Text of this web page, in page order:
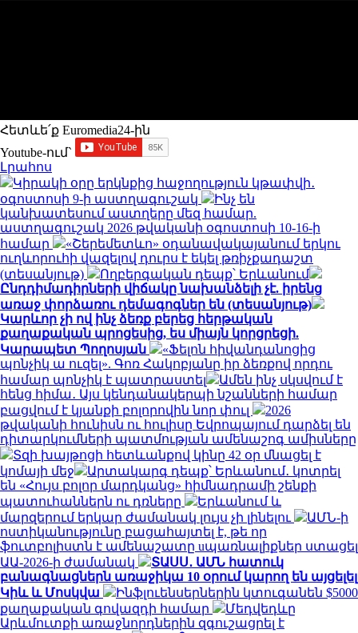
Հետևե՛ք Euromedia24-ին
Youtube-ում`
Լրահոս
Կիրակի օրը երկնքից հաջողություն կթափվի․
օգոստոսի 9-ի աստղագուշակ
Ինչ են
կանխատեսում աստղերը մեզ համար.
աստղագուշակ 2026 թվականի օգոստոսի 10-16-ի
համար
«Շերեմետևո» օդանավակայանում երկու
ուղևորուհի վազելով դուրս է եկել թռիչքադաշտ
(տեսանյութ)
Ողբերգական դեպք՝ Երևանում
Ընդդիմադիրների վիճակը նախանձելի չէ. իրենց
առաջ փորձառու դեմագոգներ են (տեսանյութ)
Կարևոր չի ով ինչ ձեռք բերեց հերթական
քաղաքական պրոցեսից, ես միայն կորցրեցի.
Կարապետ Պողոսյան
«Ֆելոն հիվանդանոցից
պոնչիկ ա ուզել». Գոռ Հակոբյանը իր ձեռքով որդու
համար պոնչիկ է պատրաստել
Ամեն ինչ սկսվում է
հենց հիմա․ Այս կենդանակերպի նշանների համար
բացվում է կյանքի բոլորովին նոր փուլ
2026
թվականի հունիսն ու հուլիսը Եվրոպայում դարձել են
դիտարկումների պատմության ամենաշոգ ամիսները
Տզի խայթոցի հետևանքով կինը 42 օր մնացել է
կոմայի մեջ
Արտակարգ դեպք՝ Երևանում․ կոտրել
են «Հույս բոլոր մարդկանց» հիմնադրամի շենքի
պատուհաններն ու դռները
Երևանում և
մարզերում երկար ժամանակ լույս չի լինելու
ԱՄՆ-ի
ոստիկանությունը բացահայտել է, թե որ
ֆուտբոլիստն է ամենաշատը uպառնալիքներ ստացել
ԱԱ-2026-ի ժամանակ
ՏԱՍՍ․ ԱՄՆ հատուկ
բանագնացներն առաջիկա 10 օրում կարող են այցելել
Կիև և Մոսկվա
Ինֆլուենսերներին կտուգանեն $5000
քաղաքական գովազդի համար
Մեդվեդևը
Արևմուտքի առաջնորդներին զգուշացրել է